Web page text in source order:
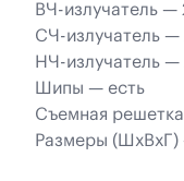
ВЧ-излучатель —
СЧ-излучатель —
НЧ-излучатель
Шипы — есть
Съемная
Размеры